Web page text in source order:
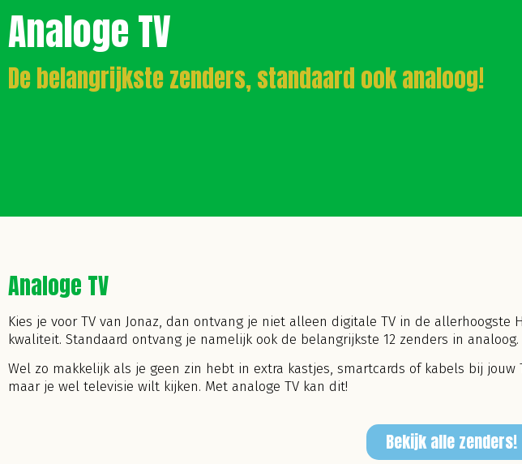
Analoge TV
De belangrijkste zenders, standaard ook analoog!
Analoge TV
Kies je voor TV van Jonaz, dan ontvang je niet alleen digitale TV in de allerhoogste
kwaliteit. Standaard ontvang je namelijk ook de belangrijkste 12 zenders in analoog.
Wel zo makkelijk als je geen zin hebt in extra kastjes, smartcards of kabels bij jouw
maar je wel televisie wilt kijken. Met analoge TV kan dit!
Bekijk alle zenders!